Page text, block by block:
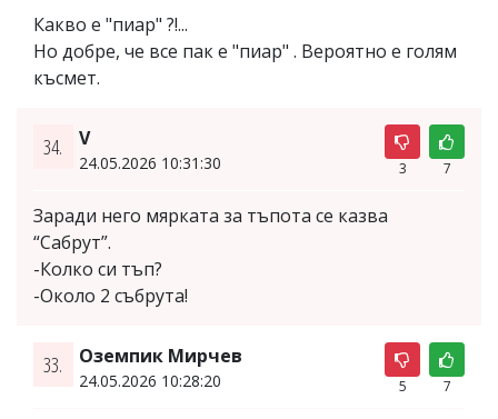
Какво е "пиар" ?!...
Но добре, че все пак е "пиар" . Вероятно е голям
късмет.
34. V
24.05.2026 10:31:30 3 7
Заради него мярката за тъпота се казва
“Сабрут”.
-Колко си тъп?
-Около 2 събрута!
33. Оземпик Мирчев
24.05.2026 10:28:20 5 7